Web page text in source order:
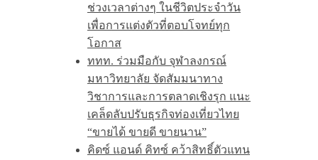
ช่วงเวลาต่างๆ ในชีวิตประจำวัน
เพื่อการแต่งตัวที่ตอบโจทย์ทุก
โอกาส
ททท. ร่วมมือกับ จุฬาลงกรณ์
มหาวิทยาลัย จัดสัมมนาทาง
วิชาการและการตลาดเชิงรุก แนะ
เคล็ดลับปรับธุรกิจท่องเที่ยวไทย
“ขายได้ ขายดี ขายนาน”
คิดซ์ แอนด์ คิทซ์ คว้าสิทธิ์ตัวแทน